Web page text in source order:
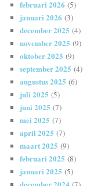
februari 2026 (5)
januari 2026 (3)
december 2025 (4)
november 2025 (9)
oktober 2025 (9)
september 2025 (4)
augustus 2025 (6)
juli 2025 (5)
juni 2025 (7)
mei 2025 (7)
april 2025 (7)
maart 2025 (9)
februari 2025 (8)
januari 2025 (5)